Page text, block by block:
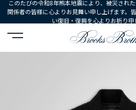
このたびの令和8年熊本地震により、被災され
関係者の皆様に心よりお見舞い申し上げます。
い復旧・復興を心よりお祈り申
HOME ウェア アウターウェア